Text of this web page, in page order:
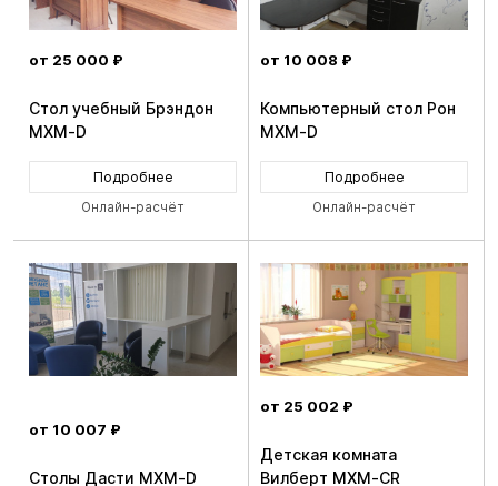
от 25 000 ₽
Стол учебный Брэндон
MXM-D
Подробнее
Онлайн-расчёт
от 10 008 ₽
Компьютерный стол Рон
MXM-D
Подробнее
Онлайн-расчёт
от 10 007 ₽
Столы Дасти MXM-D
от 25 002 ₽
Детская комната
Вилберт MXM-CR